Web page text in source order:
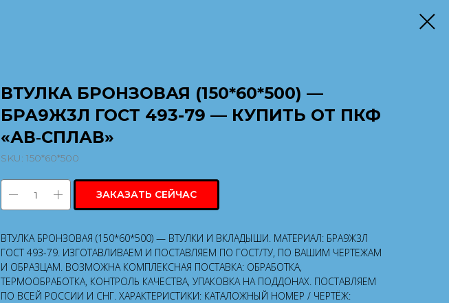
ВТУЛКА БРОНЗОВАЯ (150*60*500) —
БРА9Ж3Л ГОСТ 493-79 — КУПИТЬ ОТ ПКФ
«АВ‑СПЛАВ»
SKU: 150*60*500
ЗАКАЗАТЬ СЕЙЧАС
ВТУЛКА БРОНЗОВАЯ (150*60*500) — ВТУЛКИ И ВКЛАДЫШИ. МАТЕРИАЛ: БРА9Ж3Л
ГОСТ 493-79. ИЗГОТАВЛИВАЕМ И ПОСТАВЛЯЕМ ПО ГОСТ/ТУ, ПО ВАШИМ ЧЕРТЕЖАМ
И ОБРАЗЦАМ. ВОЗМОЖНА КОМПЛЕКСНАЯ ПОСТАВКА: ОБРАБОТКА,
ТЕРМООБРАБОТКА, КОНТРОЛЬ КАЧЕСТВА, УПАКОВКА НА ПОДДОНАХ. ПОСТАВЛЯЕМ
ПО ВСЕЙ РОССИИ И СНГ. ХАРАКТЕРИСТИКИ: КАТАЛОЖНЫЙ НОМЕР / ЧЕРТЁЖ: